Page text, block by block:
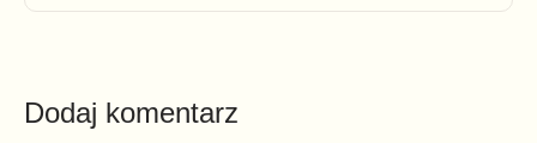
Dodaj komentarz